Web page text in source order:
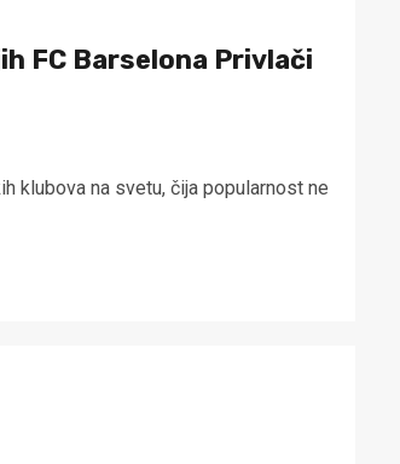
FC Barselona Privlači
klubova na svetu, čija popularnost ne